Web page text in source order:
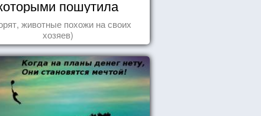
пошутила
природа
животные похожи на своих
хозяев)